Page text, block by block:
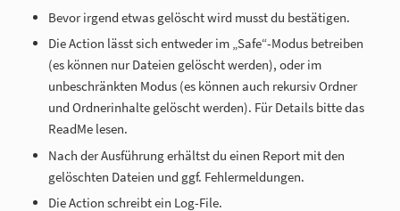
Bevor irgend etwas gelöscht wird musst du bestätigen.
Die Action lässt sich entweder im „Safe“-Modus betreiben
(es können nur Dateien gelöscht werden), oder im
unbeschränkten Modus (es können auch rekursiv Ordner
und Ordnerinhalte gelöscht werden). Für Details bitte das
ReadMe lesen.
Nach der Ausführung erhältst du einen Report mit den
gelöschten Dateien und ggf. Fehlermeldungen.
Die Action schreibt ein Log-File.